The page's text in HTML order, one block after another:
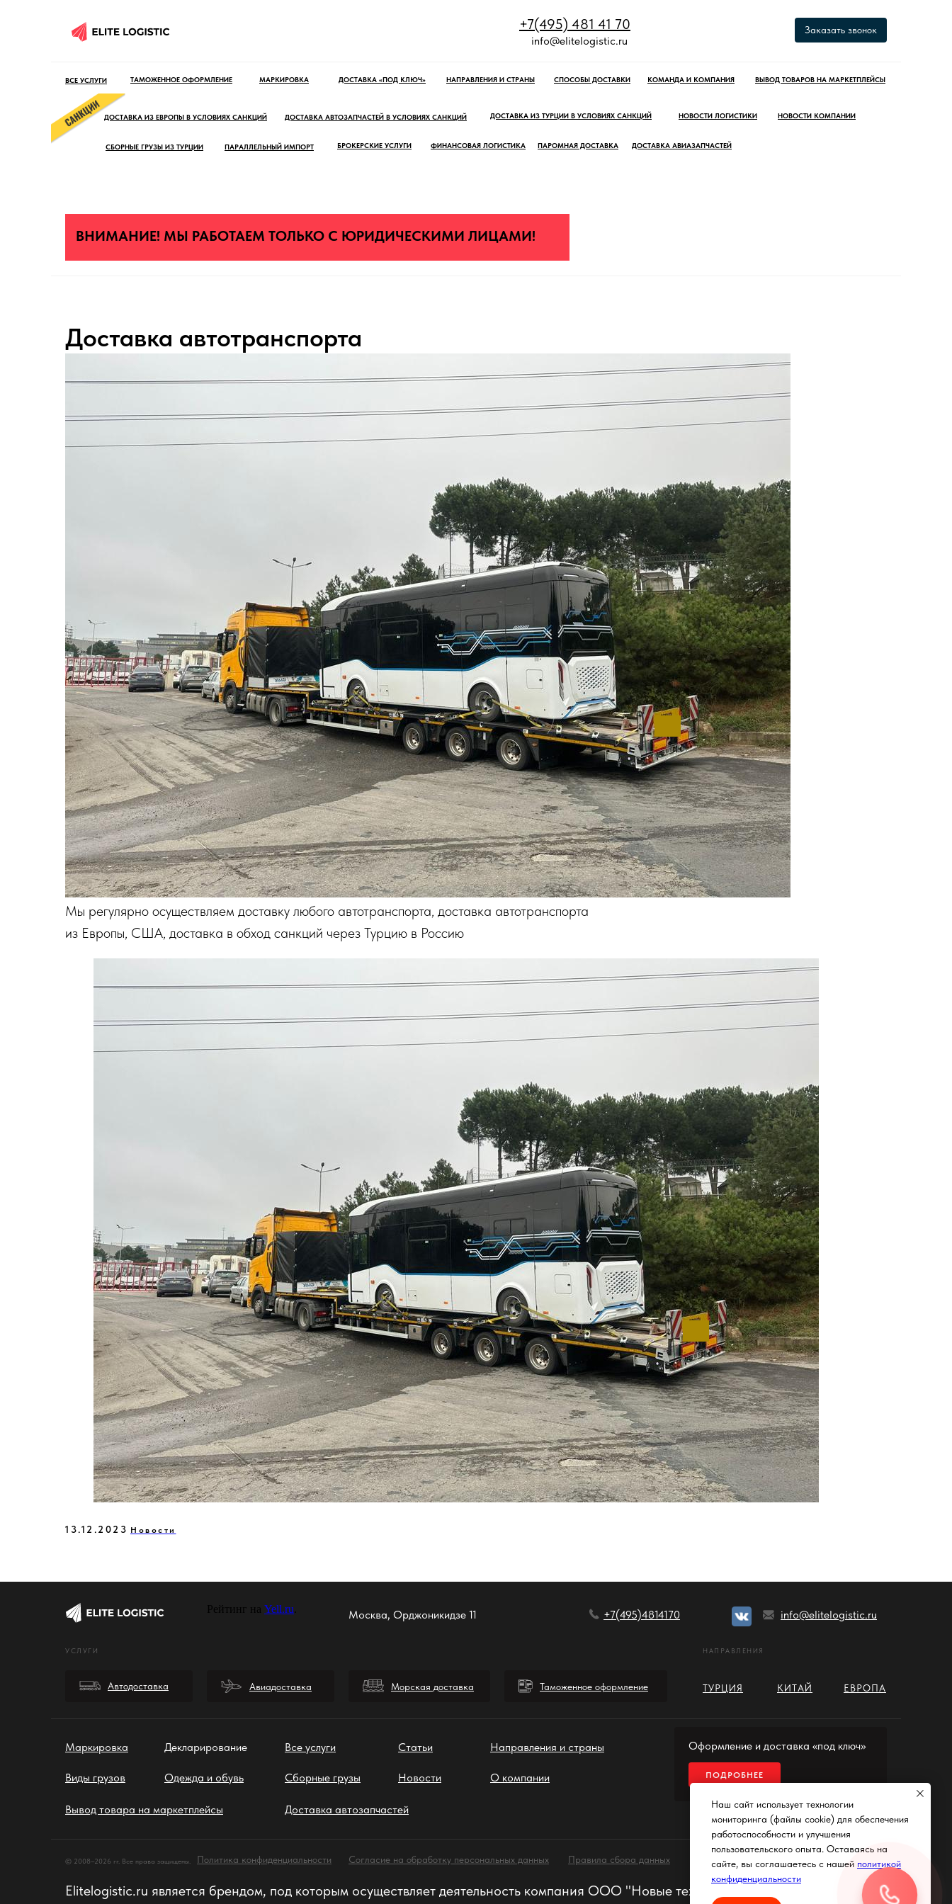
+7(495) 481 41 70 Заказать звонок
ВСЕ УСЛУГИ ТАМОЖЕННОЕ ОФОРМЛЕНИЕ ДОСТАВКА «ПОД КЛЮЧ» НАПРАВЛЕНИЯ И СТРАНЫ СПОСОБЫ ДОСТАВКИ КОМАНДА И КОМПАНИЯ
МАРКИРОВКА ВЫВОД ТОВАРОВ НА МАРКЕТПЛЕЙСЫ
ДОСТАВКА ИЗ ЕВРОПЫ В УСЛОВИЯХ САНКЦИЙ ДОСТАВКА АВТОЗАПЧАСТЕЙ В УСЛОВИЯХ САНКЦИЙ ДОСТАВКА ИЗ ТУРЦИИ В УСЛОВИЯХ САНКЦИЙ НОВОСТИ ЛОГИСТИКИ
СБОРНЫЕ ГРУЗЫ ИЗ ТУРЦИИ
НОВОСТИ КОМПАНИИ
ПАРАЛЛЕЛЬНЫЙ ИМПОРТ БРОКЕРСКИЕ УСЛУГИ ФИНАНСОВАЯ ЛОГИСТИКА ПАРОМНАЯ ДОСТАВКА ДОСТАВКА АВИАЗАПЧАСТЕЙ
ВНИМАНИЕ! МЫ РАБОТАЕМ ТОЛЬКО С ЮРИДИЧЕСКИМИ ЛИЦАМИ!
info@elitelogistic.ru
Доставка автотранспорта
Мы регулярно осуществляем доставку любого автотранспорта, доставка автотранспорта
из Европы, США, доставка в обход санкций через Турцию в Россию
13.12.2023 Новости
УСЛУГИ
Автодоставка Авиадоставка Морская доставка Таможенное оформление
НАПРАВЛЕНИЯ
ТУРЦИЯ КИТАЙ ЕВРОПА
Маркировка
Виды грузов
Декларирование
Одежда и обувь
Все услуги
Сборные грузы
Направления и страны Оформление и доставка «под ключ»
ПОДРОБНЕЕ
© 2008–2026 гг. Все права защищены. Политика конфиденциальности Согласие на обработку персональных данных Правила сбора данных
Москва, Орджоникидзе 11 +7(495)4814170 info@elitelogistic.ru
О компании
Рейтинг на Yell.ru
Статьи
Новости
Вывод товара на маркетплейсы Доставка автозапчастей
Elitelogistic.ru является брендом, под которым осуществляет деятельность компания ООО "Новые технологии комплектации". Все
Наш сайт использует технологии
мониторинга (файлы cookie) для обеспечения
работоспособности и улучшения
пользовательского опыта. Оставаясь на
сайте, вы соглашаетесь с нашей политикой
конфиденциальности